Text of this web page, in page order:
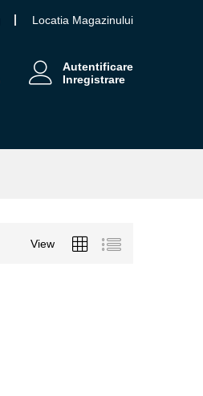
Locatia Magazinului
Autentificare
Inregistrare
View